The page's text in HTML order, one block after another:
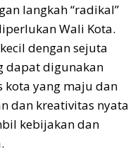
langkah “radikal”
Wali Kota.
dengan sejuta
dapat digunakan
kota yang maju dan
dan kreativitas nyata
kebijakan dan